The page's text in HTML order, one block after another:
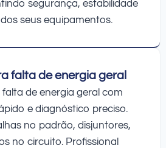
segurança, estabilidade
seus equipamentos.
falta de energia geral
de energia geral com
e diagnóstico preciso.
no padrão, disjuntores,
no circuito. Profissional